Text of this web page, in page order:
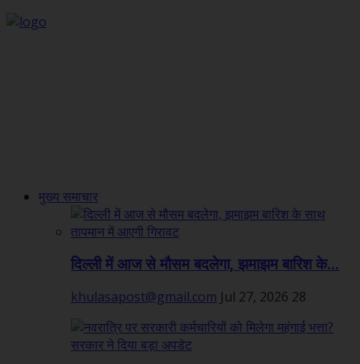
मुख्य समाचार
दिल्ली में आज से मौसम बदलेगा, झमाझम बारिश के...
khulasapost@gmail.com Jul 27, 2026 28